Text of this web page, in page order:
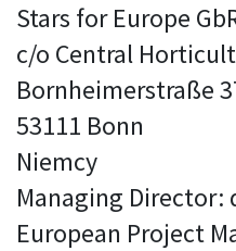
Stars for Europe
c/o Central
Bornheimerstraße
53111 Bonn
Niemcy
Managing Director:
European Project